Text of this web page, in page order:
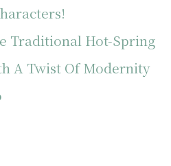
Traditional Hot-Spring
A Twist Of Modernity